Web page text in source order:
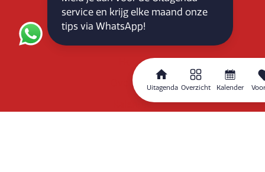
Uitagenda Overzicht Kalender
Routeplanner
Home
Overzicht
Kalender
service en krijg elke maand onze
tips via WhatsApp!